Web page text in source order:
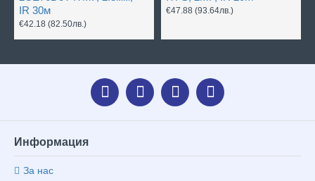
IR 30м
€42.18 (82.50лв.)
€47.88 (93.64лв.)
Информация
За нас